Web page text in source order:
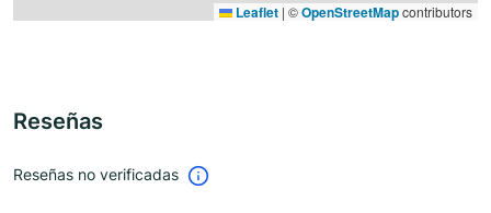
Leaflet | ©OpenStreetMapcontributors
Reseñas
Reseñas no verificadas